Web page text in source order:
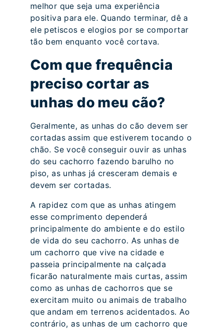
melhor que seja uma experiência
positiva para ele. Quando terminar, dê a
ele petiscos e elogios por se comportar
tão bem enquanto você cortava.
Com que frequência
preciso cortar as
unhas do meu cão?
Geralmente, as unhas do cão devem ser
cortadas assim que estiverem tocando o
chão. Se você conseguir ouvir as unhas
do seu cachorro fazendo barulho no
piso, as unhas já cresceram demais e
devem ser cortadas.
A rapidez com que as unhas atingem
esse comprimento dependerá
principalmente do ambiente e do estilo
de vida do seu cachorro. As unhas de
um cachorro que vive na cidade e
passeia principalmente na calçada
ficarão naturalmente mais curtas, assim
como as unhas de cachorros que se
exercitam muito ou animais de trabalho
que andam em terrenos acidentados. Ao
contrário, as unhas de um cachorro que